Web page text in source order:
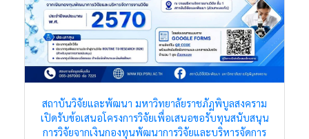
สถาบันวิจัยและพัฒนา มหาวิทยาลัยราชภัฏพิบูลสงคราม
เปิดรับข้อเสนอโครงการวิจัยเพื่อเสนอขอรับทุนสนับสนุน
การวิจัยจากเงินกองทุนพัฒนาการวิจัยและบริหารจัดการ